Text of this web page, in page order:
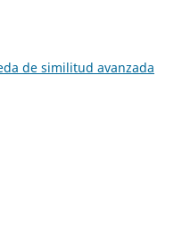
de similitud avanzada